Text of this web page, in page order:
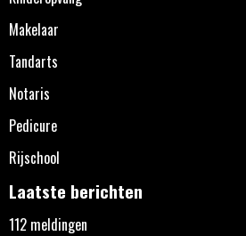
Makelaar
Tandarts
Notaris
Pedicure
Rijschool
Laatste berichten
112 meldingen